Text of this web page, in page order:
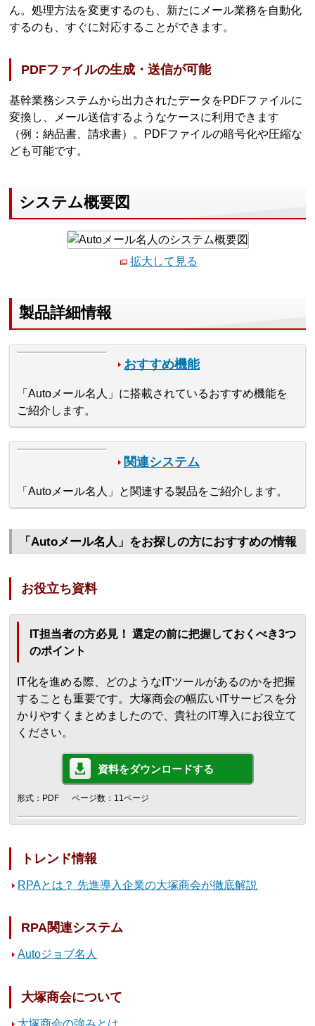
ん。処理方法を変更するのも、新たにメール業務を自動化
するのも、すぐに対応することができます。
PDFファイルの生成・送信が可能
基幹業務システムから出力されたデータをPDFファイルに
変換し、メール送信するようなケースに利用できます
（例：納品書、請求書）。PDFファイルの暗号化や圧縮な
ども可能です。
システム概要図
拡大して見る
製品詳細情報
おすすめ機能
「Autoメール名人」に搭載されているおすすめ機能を
ご紹介します。
関連システム
「Autoメール名人」と関連する製品をご紹介します。
「Autoメール名人」をお探しの方におすすめの情報
お役立ち資料
IT担当者の方必見！ 選定の前に把握しておくべき3つ
のポイント
IT化を進める際、どのようなITツールがあるのかを把握
することも重要です。大塚商会の幅広いITサービスを分
かりやすくまとめましたので、貴社のIT導入にお役立て
ください。
資料をダウンロードする
形式：PDF ページ数：11ページ
トレンド情報
RPAとは？ 先進導入企業の大塚商会が徹底解説
RPA関連システム
Autoジョブ名人
大塚商会について
大塚商会の強みとは